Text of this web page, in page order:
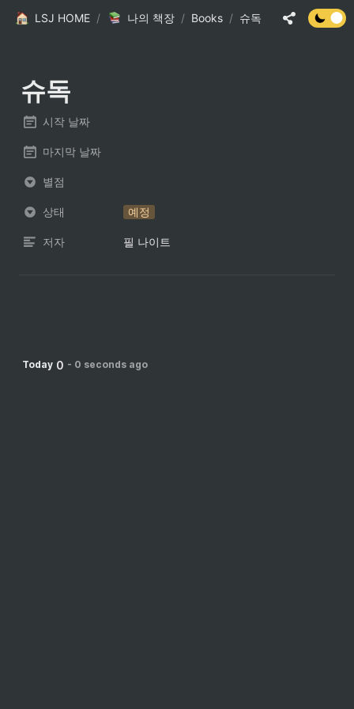
LSJ HOME / 나의 책장 / Books / 슈독
슈독
시작 날짜
마지막 날짜
별점
상태 예정
저자 필 나이트
Today 0 - 0 seconds ago